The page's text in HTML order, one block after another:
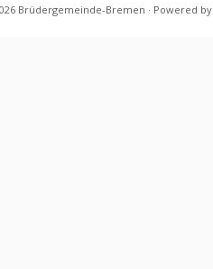
Brüdergemeinde-Bremen · Powered by